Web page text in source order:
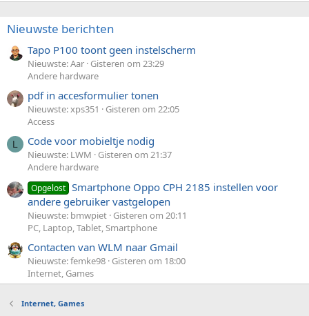
Nieuwste berichten
Tapo P100 toont geen instelscherm
Nieuwste: Aar Gisteren om 23:29
Andere hardware
pdf in accesformulier tonen
Nieuwste: xps351
Gisteren om 22:05
Access
L Code voor mobieltje nodig
Nieuwste: LWM
Gisteren om 21:37
Andere hardware
Opgelost Smartphone Oppo CPH 2185 instellen voor
andere gebruiker vastgelopen
Nieuwste: bmwpiet Gisteren om 20:11
PC, Laptop, Tablet, Smartphone
Contacten van WLM naar Gmail
Nieuwste: femke98 Gisteren om 18:00
Internet, Games
Internet, Games